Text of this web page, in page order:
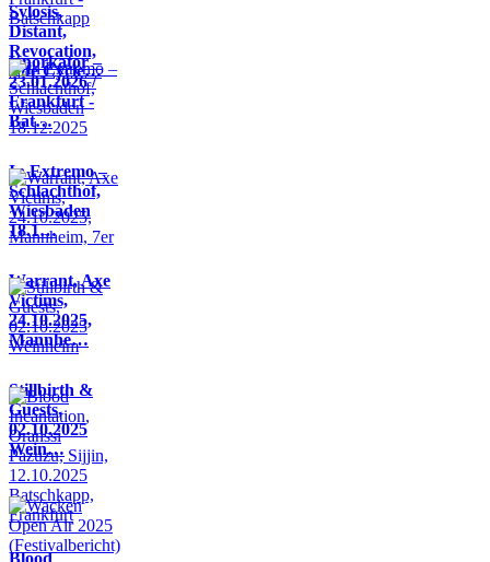
Sylosis,
Distant,
Revocation,
Life Cycle…
Knorkator –
23.01.2026 /
Frankfurt -
Bat…
In Extremo –
Schlachthof,
Wiesbaden
18.1…
Warrant, Axe
Victims,
24.10.2025,
Mannhe…
Stillbirth &
Guests,
02.10.2025
Wein…
Blood